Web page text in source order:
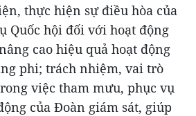
thực hiện sự điều hòa của
Quốc hội đối với hoạt động
cao hiệu quả hoạt động
phi; trách nhiệm, vai trò
việc tham mưu, phục vụ
của Đoàn giám sát, giúp